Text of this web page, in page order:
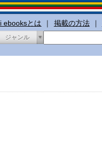
ebooksとは ｜ 掲載の方法 ｜
ジャンル